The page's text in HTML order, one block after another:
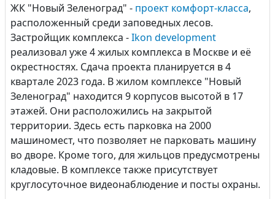
ЖК "Новый Зеленоград" - проект комфорт-класса,
расположенный среди заповедных лесов.
Застройщик комплекса -Ikon development
реализовал уже 4 жилых комплекса в Москве и её
окрестностях. Сдача проекта планируется в 4
квартале 2023 года. В жилом комплексе "Новый
Зеленоград" находится 9 корпусов высотой в 17
этажей. Они расположились на закрытой
территории. Здесь есть парковка на 2000
машиномест, что позволяет не парковать машину
во дворе. Кроме того, для жильцов предусмотрены
кладовые. В комплексе также присутствует
круглосуточное видеонаблюдение и посты охраны.